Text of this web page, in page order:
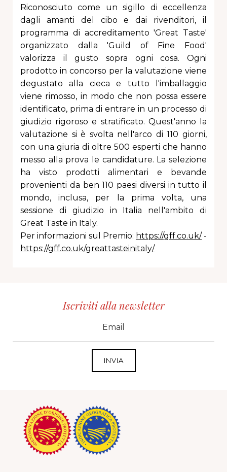
Riconosciuto come un sigillo di eccellenza
dagli amanti del cibo e dai rivenditori, il
programma di accreditamento 'Great Taste'
organizzato dalla 'Guild of Fine Food'
valorizza il gusto sopra ogni cosa. Ogni
prodotto in concorso per la valutazione viene
degustato alla cieca e tutto l'imballaggio
viene rimosso, in modo che non possa essere
identificato, prima di entrare in un processo di
giudizio rigoroso e stratificato. Quest'anno la
valutazione si è svolta nell'arco di 110 giorni,
con una giuria di oltre 500 esperti che hanno
messo alla prova le candidature. La selezione
ha visto prodotti alimentari e bevande
provenienti da ben 110 paesi diversi in tutto il
mondo, inclusa, per la prima volta, una
sessione di giudizio in Italia nell'ambito di
Great Taste in Italy.
Per informazioni sul Premio: https://gff.co.uk/-
https://gff.co.uk/greattasteinitaly/
Iscriviti alla newsletter